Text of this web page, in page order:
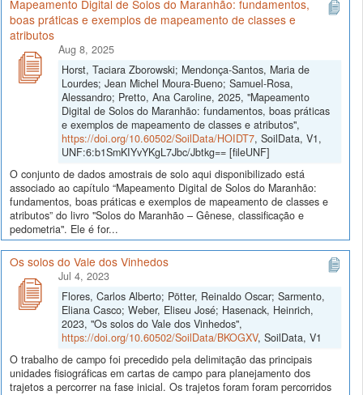
Mapeamento Digital de Solos do Maranhão: fundamentos,
boas práticas e exemplos de mapeamento de classes e
atributos
Aug 8, 2025
Horst, Taciara Zborowski; Mendonça-Santos, Maria de
Lourdes; Jean Michel Moura-Bueno; Samuel-Rosa,
Alessandro; Pretto, Ana Caroline, 2025, "Mapeamento
Digital de Solos do Maranhão: fundamentos, boas práticas
e exemplos de mapeamento de classes e atributos",
https://doi.org/10.60502/SoilData/HOIDT7, SoilData, V1,
UNF:6:b1SmKIYvYKgL7Jbc/Jbtkg== [fileUNF]
O conjunto de dados amostrais de solo aqui disponibilizado está
associado ao capítulo “Mapeamento Digital de Solos do Maranhão:
fundamentos, boas práticas e exemplos de mapeamento de classes e
atributos” do livro "Solos do Maranhão – Gênese, classificação e
pedometria". Ele é for...
Os solos do Vale dos Vinhedos
Jul 4, 2023
Flores, Carlos Alberto; Pötter, Reinaldo Oscar; Sarmento,
Eliana Casco; Weber, Eliseu José; Hasenack, Heinrich,
2023, "Os solos do Vale dos Vinhedos",
https://doi.org/10.60502/SoilData/BKOGXV, SoilData, V1
O trabalho de campo foi precedido pela delimitação das principais
unidades fisiográficas em cartas de campo para planejamento dos
trajetos a percorrer na fase inicial. Os trajetos foram foram percorridos